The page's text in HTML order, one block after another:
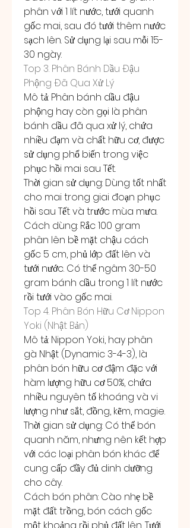
phân với 1 lít nước, tưới quanh
gốc mai, sau đó tưới thêm nước
sạch lên. Sử dụng lại sau mỗi 15-
30 ngày.
Top 3. Phân Bánh Dầu Đậu
Phộng Đã Qua Xử Lý
Mô tả: Phân bánh dầu đậu
phộng hay còn gọi là phân
bánh dầu đã qua xử lý, chứa
nhiều đạm và chất hữu cơ, được
sử dụng phổ biến trong việc
phục hồi mai sau Tết.
Thời gian sử dụng: Dùng tốt nhất
cho mai trong giai đoạn phục
hồi sau Tết và trước mùa mưa.
Cách dùng: Rắc 100 gram
phân lên bề mặt chậu cách
gốc 5 cm, phủ lớp đất lên và
tưới nước. Có thể ngâm 30-50
gram bánh dầu trong 1 lít nước
rồi tưới vào gốc mai.
Top 4. Phân Bón Hữu Cơ Nippon
Yoki (Nhật Bản)
Mô tả: Nippon Yoki, hay phân
gà Nhật (Dynamic 3-4-3), là
phân bón hữu cơ đậm đặc với
hàm lượng hữu cơ 50%, chứa
nhiều nguyên tố khoáng và vi
lượng như sắt, đồng, kẽm, magie.
Thời gian sử dụng: Có thể bón
quanh năm, nhưng nên kết hợp
với các loại phân bón khác để
cung cấp đầy đủ dinh dưỡng
cho cây.
Cách bón phân: Cào nhẹ bề
mặt đất trồng, bón cách gốc